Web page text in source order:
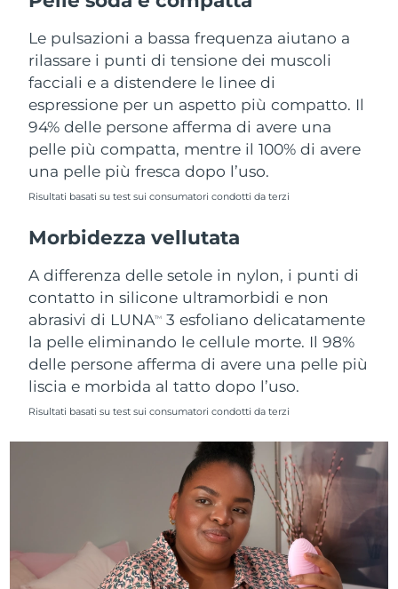
Le pulsazioni a bassa frequenza aiutano a
rilassare i punti di tensione dei muscoli
facciali e a distendere le linee di
espressione per un aspetto più compatto. Il
94% delle persone afferma di avere una
pelle più compatta, mentre il 100% di avere
una pelle più fresca dopo l’uso.
Risultati basati su test sui consumatori condotti da terzi
Morbidezza vellutata
A differenza delle setole in nylon, i punti di
contatto in silicone ultramorbidi e non
abrasivi di LUNATM
3 esfoliano delicatamente
la pelle eliminando le cellule morte. Il 98%
delle persone afferma di avere una pelle più
liscia e morbida al tatto dopo l’uso.
Risultati basati su test sui consumatori condotti da terzi
Stati Uniti Consegna stimata
Uzbekistan
Vietnam Consegna stimata8/14/26